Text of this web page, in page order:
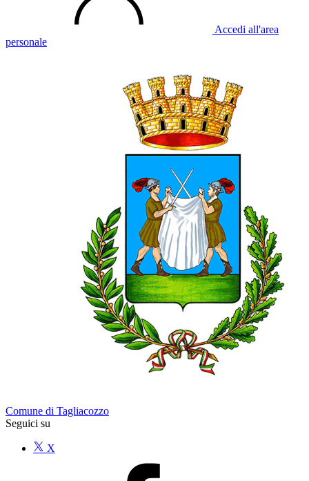
Accedi all'area
personale
Comune di Tagliacozzo
Seguici su
X